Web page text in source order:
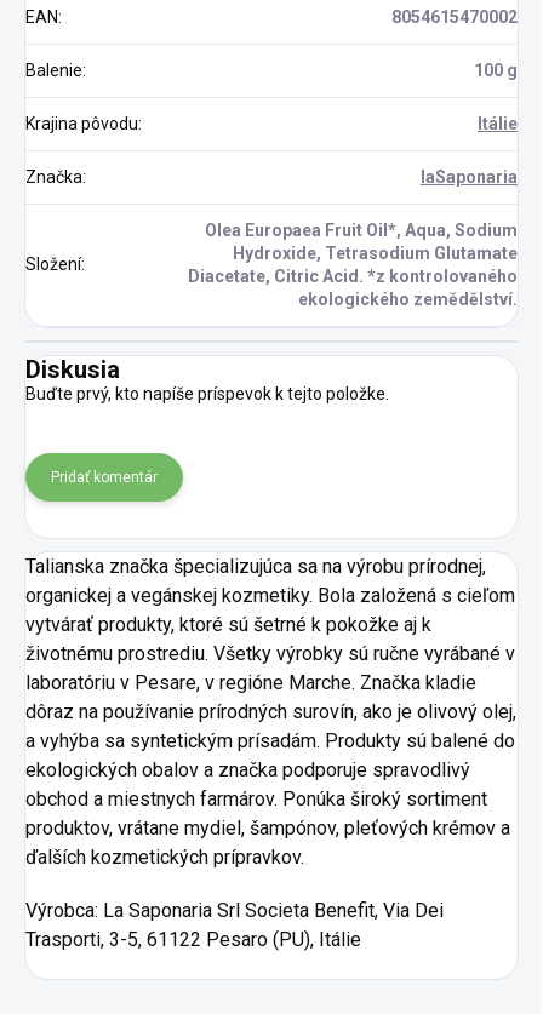
EAN: 8054615470002
Balenie: 100 g
Krajina pôvodu: Itálie
Značka: laSaponaria
Složení:
Olea Europaea Fruit Oil*, Aqua, Sodium
Hydroxide, Tetrasodium Glutamate
Diacetate, Citric Acid. *z kontrolovaného
ekologického zemědělství.
Diskusia
Buďte prvý, kto napíše príspevok k tejto položke.
Pridať komentár
Talianska značka špecializujúca sa na výrobu prírodnej,
organickej a vegánskej kozmetiky. Bola založená s cieľom
vytvárať produkty, ktoré sú šetrné k pokožke aj k
životnému prostrediu. Všetky výrobky sú ručne vyrábané v
laboratóriu v Pesare, v regióne Marche. Značka kladie
dôraz na používanie prírodných surovín, ako je olivový olej,
a vyhýba sa syntetickým prísadám. Produkty sú balené do
ekologických obalov a značka podporuje spravodlivý
obchod a miestnych farmárov. Ponúka široký sortiment
produktov, vrátane mydiel, šampónov, pleťových krémov a
ďalších kozmetických prípravkov.
Výrobca: La Saponaria Srl Societa Benefit, Via Dei
Trasporti, 3-5, 61122 Pesaro (PU), Itálie